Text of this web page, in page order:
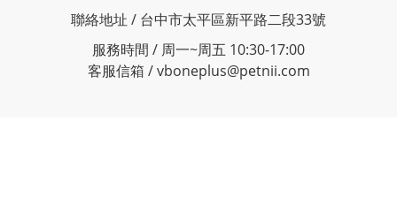
聯絡地址 / 台中市太平區新平路二段33號
服務時間 / 周一~周五 10:30-17:00
客服信箱 / vboneplus@petnii.com